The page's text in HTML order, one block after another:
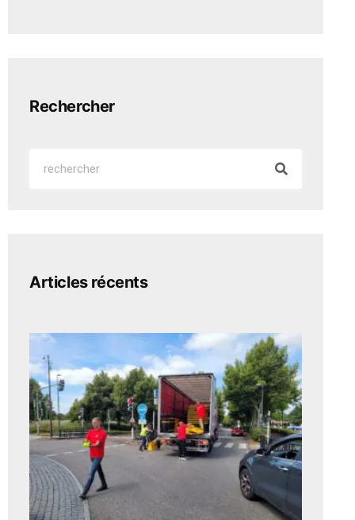
Rechercher
Articles récents